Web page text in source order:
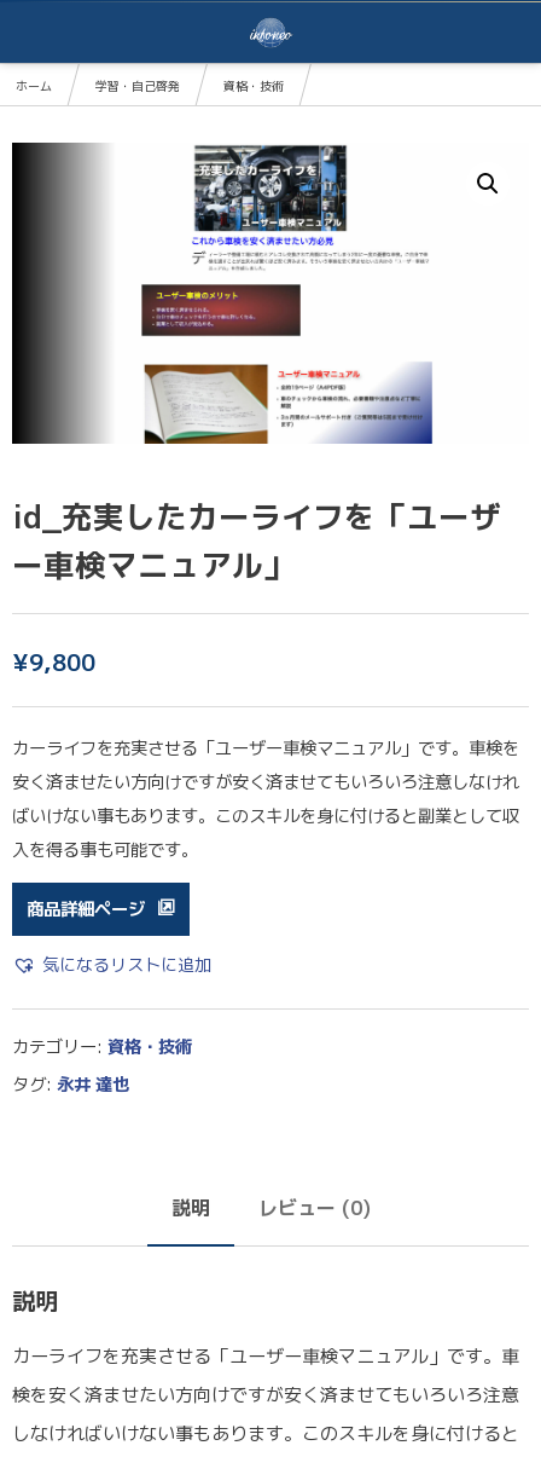
ホーム 学習・自己啓発
資格・技術
id_充実したカーライフを「ユーザ
ー車検マニュアル」
¥9,800
カーライフを充実させる「ユーザー車検マニュアル」です。車検を
安く済ませたい方向けですが安く済ませてもいろいろ注意しなけれ
ばいけない事もあります。このスキルを身に付けると副業として収
入を得る事も可能です。
商品詳細ページ
気になるリストに追加
カテゴリー: 資格・技術
タグ: 永井 達也
説明 レビュー (0)
説明
カーライフを充実させる「ユーザー車検マニュアル」です。車
検を安く済ませたい方向けですが安く済ませてもいろいろ注意
しなければいけない事もあります。このスキルを身に付けると